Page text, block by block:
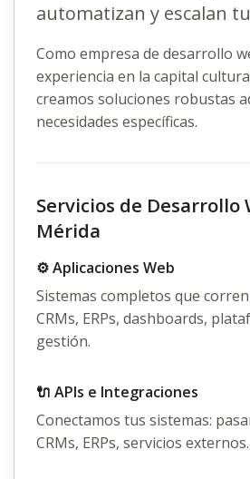
automatizan y escalan
Como empresa de desarrollo
experiencia en la capital
creamos soluciones robustas
necesidades específicas.
Servicios de Desarrollo
Mérida
⚙️ Aplicaciones Web
Sistemas completos que
CRMs, ERPs, dashboards,
gestión.
🔌 APIs e Integraciones
Conectamos tus sistemas:
CRMs, ERPs, servicios externos.